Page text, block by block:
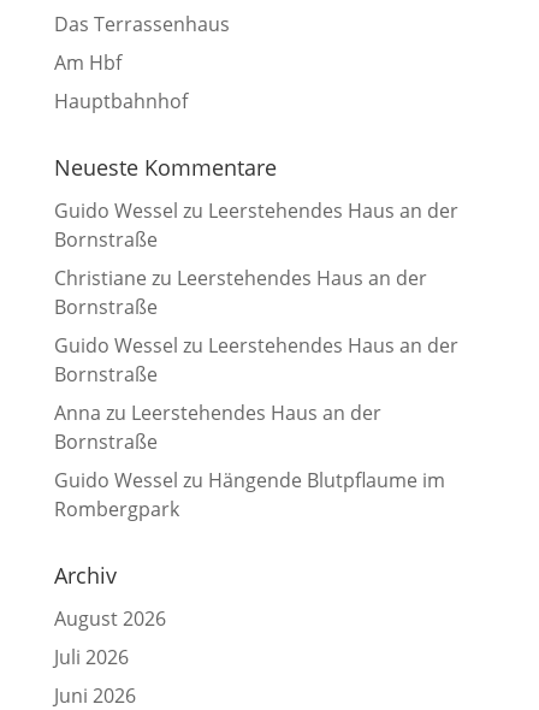
Das Terrassenhaus
Am Hbf
Hauptbahnhof
Neueste Kommentare
Guido Wessel zu Leerstehendes Haus an der
Bornstraße
Christiane zu Leerstehendes Haus an der
Bornstraße
Guido Wessel zu Leerstehendes Haus an der
Bornstraße
Anna zu Leerstehendes Haus an der
Bornstraße
Guido Wessel zu Hängende Blutpflaume im
Rombergpark
Archiv
August 2026
Juli 2026
Juni 2026